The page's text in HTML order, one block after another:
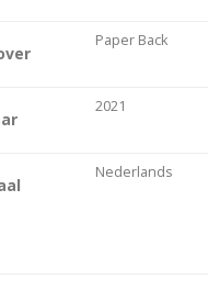
Paper Back
2021
Nederlands